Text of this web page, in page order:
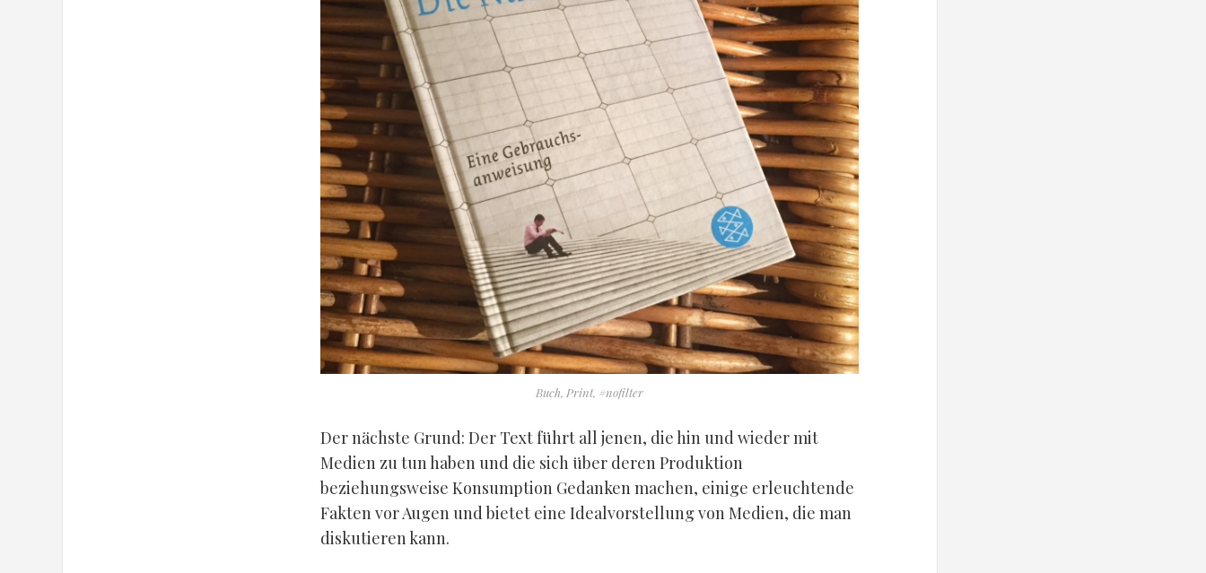
Buch, Print, #nofilter
Der nächste Grund: Der Text führt all jenen, die hin und wieder mit
Medien zu tun haben und die sich über deren Produktion
beziehungsweise Konsumption Gedanken machen, einige erleuchtende
Fakten vor Augen und bietet eine Idealvorstellung von Medien, die man
diskutieren kann.